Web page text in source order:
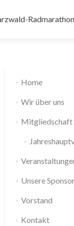
Radmarathon
Home
Wir über uns
Mitgliedschaft
Unsere
Vorstand
Kontakt